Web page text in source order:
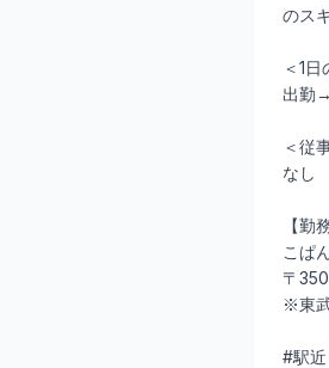
のス
＜1
出勤
＜従
なし
【勤
こぱ
〒
※東
#駅